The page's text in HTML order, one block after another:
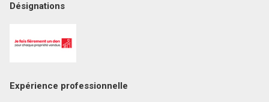
Prénom
Courriel
Désignations
Expérience professionnelle